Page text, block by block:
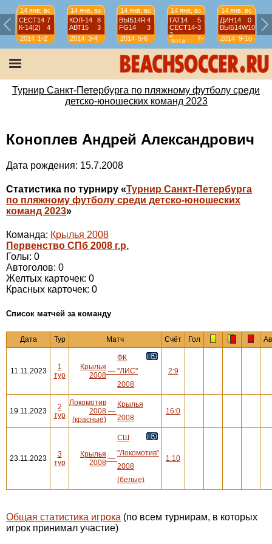
14 янв, вс
СЕСТ14 7
К-14(2)
4
2014 1-2
14 янв, вс
КОЛ-14
8
АВТ15
3
2014 3-4
14 янв, вс
ВЫБ14R 4
FG14
3
2014 5-6
14 янв, вс
ГАТ14
5
СЕСТ14-
2
3
2014
7-
8
14 янв, вс
ДИН14
0
ВЫБ14W10
2014 9-10
Турнир Санкт-Петербурга по пляжному футболу среди
детско-юношеских команд 2023
Коноплев Андрей Александрович
Дата рождения: 15.7.2008
Статистика по турниру «Турнир Санкт-Петербурга
по пляжному футболу среди детско-юношеских
команд 2023»
Команда: Крылья 2008
Первенство СПб 2008 г.р.
Голы: 0
Автоголов: 0
Желтых карточек: 0
Красных карточек: 0
Cписок матчей за команду
Дата Тур Матч Счёт Гол
11.11.2023
1
тур
Крылья
2008 —
ФК
"ЛИС"
2008
2:9
19.11.2023
2
тур
Локомотив
2008
(красные)
—
Крылья
2008
16:0
23.11.2023
3
тур
Крылья
2008 —
СШ
"Локомотив"
2008
(белые)
1:10
Общая статистика игрока (по всем турнирам, в которых
игрок принимал участие)